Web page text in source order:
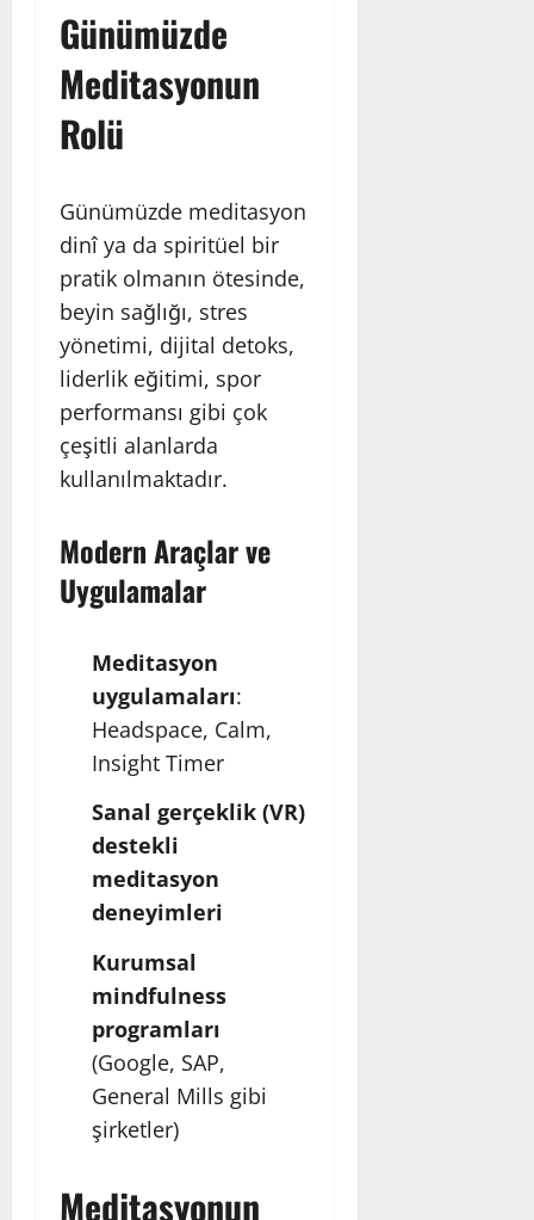
Günümüzde
Meditasyonun
Rolü
Günümüzde meditasyon
dinî ya da spiritüel bir
pratik olmanın ötesinde,
beyin sağlığı, stres
yönetimi, dijital detoks,
liderlik eğitimi, spor
performansı gibi çok
çeşitli alanlarda
kullanılmaktadır.
Modern Araçlar ve
Uygulamalar
Meditasyon
uygulamaları:
Headspace, Calm,
Insight Timer
Sanal gerçeklik (VR)
destekli
meditasyon
deneyimleri
Kurumsal
mindfulness
programları
(Google, SAP,
General Mills gibi
şirketler)
Meditasyonun